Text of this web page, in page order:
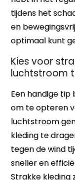
tijdens het
en
optimaal kunt
Kies voor
luchtstroom
Een handige tip
om te opteren
luchtstroom
kleding te
tegen de wind
sneller en
Strakke kleding